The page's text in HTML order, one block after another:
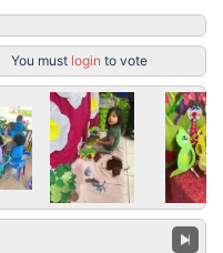
You must login to vote